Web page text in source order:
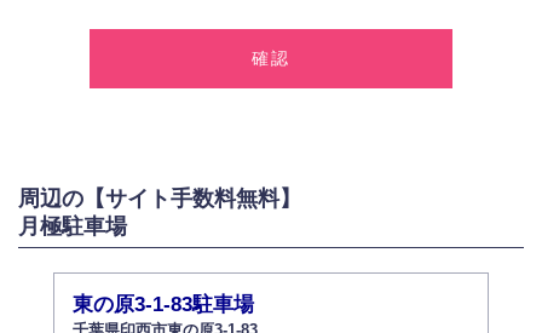
2.個人情報の利用
お問い合わせに対する回答、資料等の送付
採用に関する回答、情報の提供
弊社は取り扱う個人情報の外部への漏洩を防止し、その利用目的に応じて
適切かつ安全に管理します。
周辺の【サイト手数料無料】
月極駐車場
東の原3-1-83駐車場